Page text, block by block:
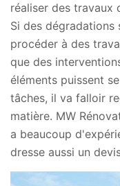
réaliser des travaux
Si des
procéder à des
que des
éléments puissent
tâches, il va falloir
matière. MW
a beaucoup
dresse aussi un